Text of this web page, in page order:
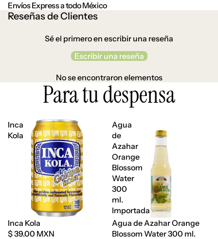
Envíos Express a todo México
Reseñas de Clientes
Sé el primero en escribir una reseña
Escribir una reseña
No se encontraron elementos
Para tu despensa
Inca
Kola
Agotado
Inca Kola
$ 39.00 MXN
Agua
de
Azahar
Orange
Blossom
Water
300
ml.
Importada
Agua de Azahar Orange
Blossom Water 300 ml.